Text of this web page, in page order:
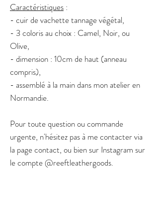
Caractéristiques :
- cuir de vachette tannage végétal,
- 3 coloris au choix : Camel, Noir, ou
Olive,
- dimension : 10cm de haut (anneau
compris),
- assemblé à la main dans mon atelier en
Normandie.
Pour toute question ou commande
urgente, n'hésitez pas à me contacter via
la page contact, ou bien sur Instagram sur
le compte @reeftleathergoods.